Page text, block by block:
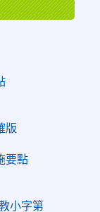
版
要點
小字第